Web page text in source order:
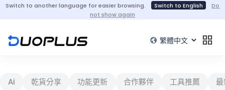
Switch to another language for easier browsing. Switch to English
Do
not show again
Ai 乾貨分享 功能更新 合作夥伴 工具推薦